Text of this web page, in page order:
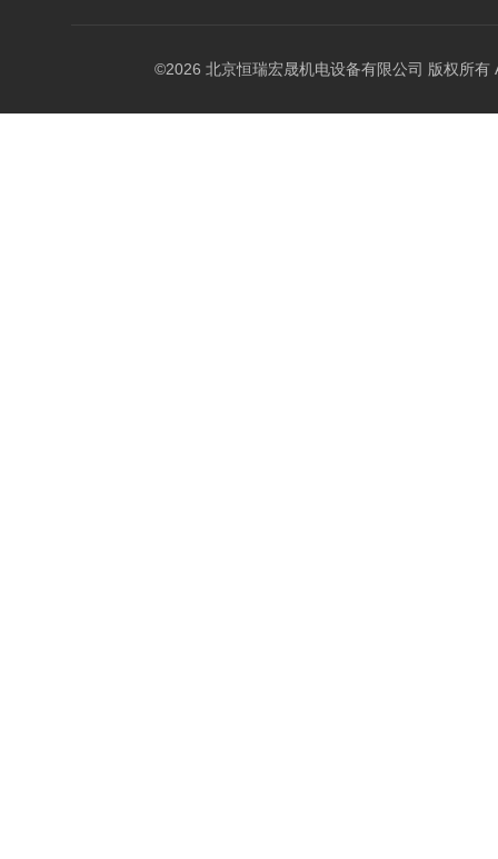
©2026 北京恒瑞宏晟机电设备有限公司 版权所有